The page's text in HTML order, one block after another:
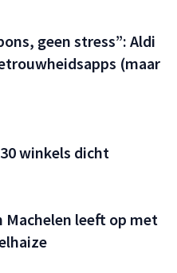
geen stress”: Aldi
(maar
winkels dicht
leeft op met